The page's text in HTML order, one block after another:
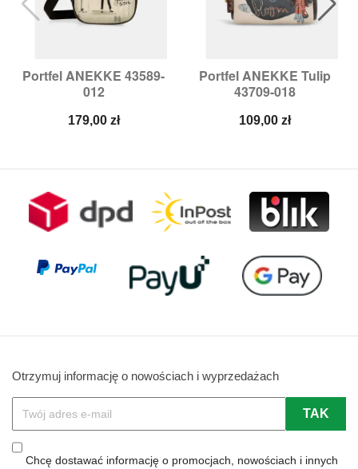
Portfel ANEKKE 43589-
012
Cena
179,00 zł
Portfel ANEKKE Tulip
43709-018
Cena
109,00 zł
Otrzymuj informację o nowościach i wyprzedażach
Chcę dostawać informację o promocjach, nowościach i innych